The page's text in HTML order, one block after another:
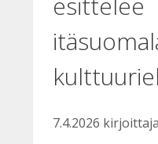
7.4.2026 kirjoittaja